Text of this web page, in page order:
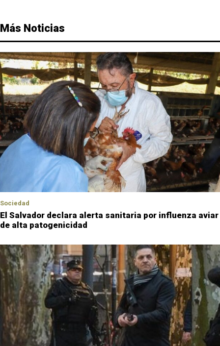
Más Noticias
Sociedad
El Salvador declara alerta sanitaria por influenza aviar
de alta patogenicidad